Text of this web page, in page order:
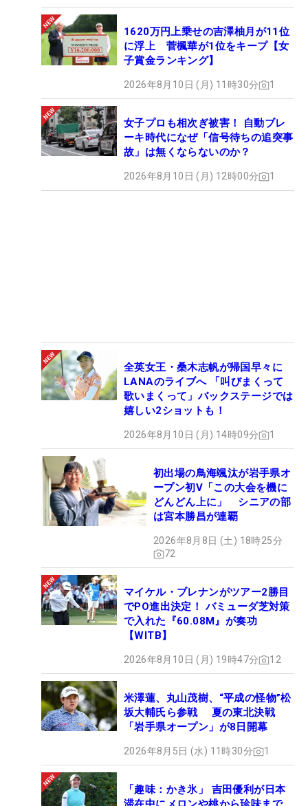
1620万円上乗せの吉澤柚月が11位
に浮上 菅楓華が1位をキープ【女
子賞金ランキング】
2026年8月10日 (月) 11時30分 1
女子プロも相次ぎ被害！ 自動ブレ
ーキ時代になぜ「信号待ちの追突事
故」は無くならないのか？
2026年8月10日 (月) 12時00分 1
全英女王・桑木志帆が帰国早々に
LANAのライブへ 「叫びまくって
歌いまくって」バックステージでは
嬉しい2ショットも！
2026年8月10日 (月) 14時09分 1
初出場の鳥海颯汰が岩手県オ
ープン初V「この大会を機に
どんどん上に」 シニアの部
は宮本勝昌が連覇
2026年8月8日 (土) 18時25分
72
マイケル・ブレナンがツアー2勝目
でPO進出決定！ バミューダ芝対策
で入れた『60.08M』が奏功
【WITB】
2026年8月10日 (月) 19時47分 12
米澤蓮、丸山茂樹、“平成の怪物”松
坂大輔氏ら参戦 夏の東北決戦
「岩手県オープン」が8日開幕
2026年8月5日 (水) 11時30分 1
「趣味：かき氷」 吉田優利が日本